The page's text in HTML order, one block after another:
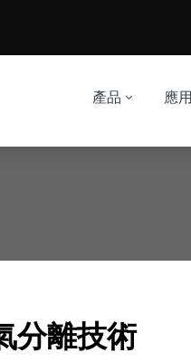
產品 應用
分離技術